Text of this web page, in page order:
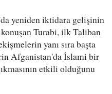
yeniden iktidara gelişinin
Turabi, ilk Taliban
yanı sıra başta
Afganistan'da İslami bir
etkili olduğunu